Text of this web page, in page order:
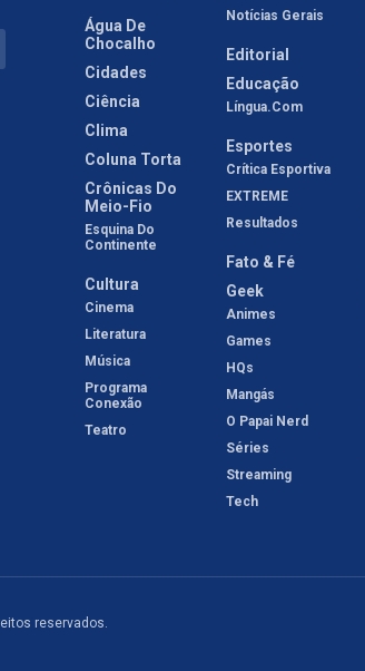
Água De
Chocalho
Cidades
Ciência
Clima
Coluna Torta
Crônicas Do
Meio-Fio
Esquina Do
Continente
Cultura
Cinema
Literatura
Música
Programa
Conexão
Teatro
Notícias Gerais
Editorial
Educação
Língua.com
Esportes
Crítica Esportiva
EXTREME
Resultados
Fato & Fé
Geek
Animes
Games
HQs
Mangás
O Papai Nerd
Séries
Streaming
Tech
reservados.